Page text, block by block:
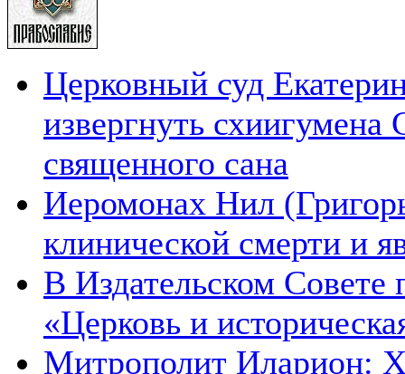
Церковный суд
извергнуть схиигумена
священного сана
Иеромонах Нил
клинической смерти и
В Издательском Совете
«Церковь и
Митрополит Иларион: